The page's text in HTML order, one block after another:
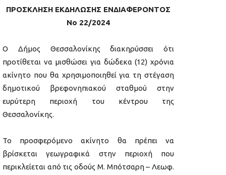
ΠΡΟΣΚΛΗΣΗ ΕΚΔΗΛΩΣΗΣ ΕΝΔΙΑΦΕΡΟΝΤΟΣ
Νο 22/2024
Ο Δήμος Θεσσαλονίκης διακηρύσσει ότι
προτίθεται να μισθώσει για δώδεκα (12) χρόνια
ακίνητο που θα χρησιμοποιηθεί για τη στέγαση
δημοτικού βρεφονηπιακού σταθμού στην
ευρύτερη περιοχή του κέντρου της
Θεσσαλονίκης.
Το προσφερόμενο ακίνητο θα πρέπει να
βρίσκεται γεωγραφικά στην περιοχή που
περικλείεται από τις οδούς Μ. Μπότσαρη – Λεωφ.